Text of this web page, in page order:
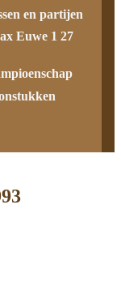
en partijen
Euwe 1 27